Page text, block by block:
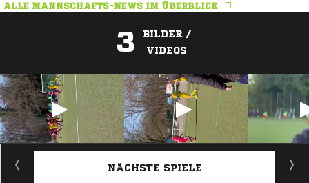
ALLE MANNSCHAFTS-NEWS IM ÜBERBLICK
3
BILDER /
VIDEOS
ANZEIGE
NÄCHSTE SPIELE